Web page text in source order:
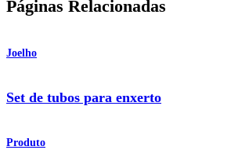
Páginas Relacionadas
Joelho
Set de tubos para enxerto
Produto